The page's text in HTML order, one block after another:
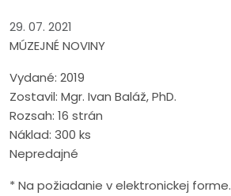
29. 07. 2021
MÚZEJNÉ NOVINY
Vydané: 2019
Zostavil: Mgr. Ivan Baláž, PhD.
Rozsah: 16 strán
Náklad: 300 ks
Nepredajné
* Na požiadanie v elektronickej forme.